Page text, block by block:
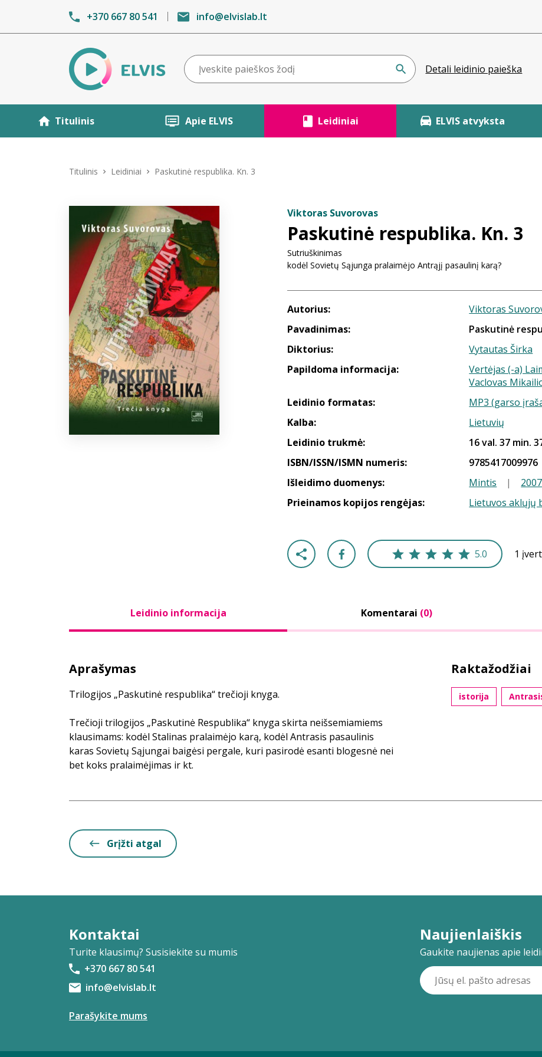
+370 667 80 541 info@elvislab.lt
Detali leidinio paieška
Titulinis Apie ELVIS Leidiniai ELVIS atvyksta
Titulinis Leidiniai Paskutinė respublika. Kn. 3
Viktoras Suvorovas
Paskutinė respublika. Kn. 3
Sutriuškinimas
kodėl Sovietų Sąjunga pralaimėjo Antrąjį pasaulinį karą?
Autorius:
Viktoras
Pavadinimas:
Paskutinė
Diktorius:
Vytautas Širka
Papildoma informacija:
Vertėjas (-a)
Vaclovas
Leidinio formatas:
MP3 (garso
Kalba:
Lietuvių
Leidinio trukmė:
16 val. 37 min.
ISBN/ISSN/ISMN numeris:
9785417009976
Išleidimo duomenys:
Mintis | 2007
Prieinamos kopijos rengėjas:
Lietuvos aklųjų
5.0 1
Leidinio informacija Komentarai (0)
Aprašymas
Trilogijos „Paskutinė respublika“ trečioji knyga.
Trečioji trilogijos „Paskutinė Respublika“ knyga skirta neišsemiamiems
klausimams: kodėl Stalinas pralaimėjo karą, kodėl Antrasis pasaulinis
karas Sovietų Sąjungai baigėsi pergale, kuri pasirodė esanti blogesnė nei
bet koks pralaimėjimas ir kt.
Raktažodžiai
istorija
Grįžti atgal
Kontaktai
Turite klausimų? Susisiekite su mumis
+370 667 80 541
info@elvislab.lt
Parašykite mums
Naujienlaiškis
Gaukite naujienas apie